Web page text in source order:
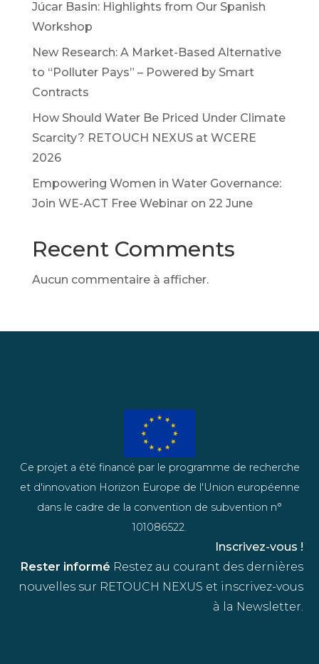
Júcar Basin: Highlights from Our Spanish
Workshop
New Research: A Market-Based Alternative
to “Polluter Pays” – Powered by Smart
Contracts
How Should Water Be Priced Under Climate
Scarcity? RETOUCH NEXUS at WCERE
2026
Empowering Women in Water Governance:
Join WE-ACT Free Webinar on 22 June
Recent Comments
Aucun commentaire à afficher.
Rester informé Restez au courant des dernières
nouvelles sur RETOUCH NEXUS et inscrivez-vous
à la Newsletter.
Inscrivez-vous !
Ce projet a été financé par le programme de recherche
et d'innovation Horizon Europe de l'Union européenne
dans le cadre de la convention de subvention n°
101086522.